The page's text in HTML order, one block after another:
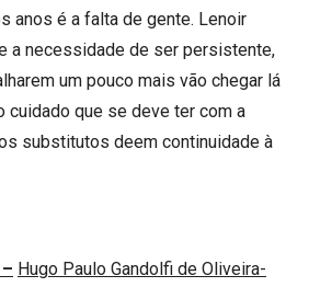
anos é a falta de gente. Lenoir
a necessidade de ser persistente,
um pouco mais vão chegar lá
cuidado que se deve ter com a
substitutos deem continuidade à
– Hugo Paulo Gandolfi de Oliveira-